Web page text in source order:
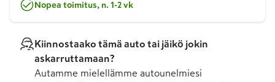
Nopea toimitus, n. 1-2 vk
Kiinnostaako tämä auto tai jäikö jokin
askarruttamaan?
Autamme mielellämme autounelmiesi